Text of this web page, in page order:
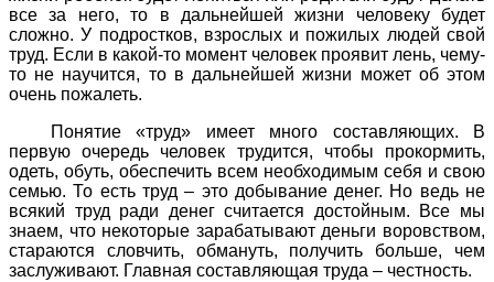
все за него, то в дальнейшей жизни человеку будет
сложно. У подростков, взрослых и пожилых людей свой
труд. Если в какой-то момент человек проявит лень, чему-
то не научится, то в дальнейшей жизни может об этом
очень пожалеть.
Понятие «труд» имеет много составляющих. В
первую очередь человек трудится, чтобы прокормить,
одеть, обуть, обеспечить всем необходимым себя и свою
семью. То есть труд – это добывание денег. Но ведь не
всякий труд ради денег считается достойным. Все мы
знаем, что некоторые зарабатывают деньги воровством,
стараются словчить, обмануть, получить больше, чем
заслуживают. Главная составляющая труда – честность.